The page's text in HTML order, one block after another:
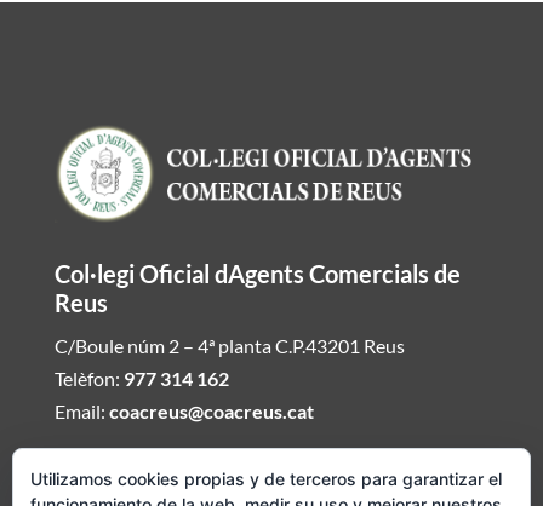
Col·legi Oficial dAgents Comercials de
Reus
C/Boule núm 2 – 4ª planta C.P.43201 Reus
Telèfon: 977 314 162
Email: coacreus@coacreus.cat
Horari del Col·legi dAgents Comercials
Utilizamos cookies propias y de terceros para garantizar el